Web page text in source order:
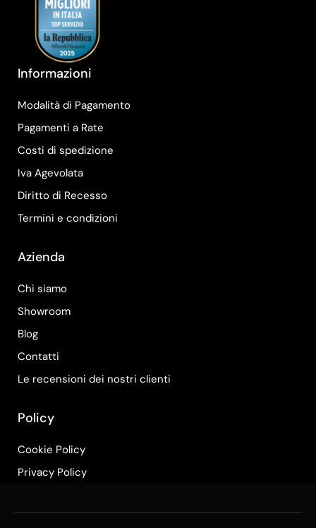
Informazioni
Modalità di Pagamento
Pagamenti a Rate
Costi di spedizione
Iva Agevolata
Diritto di Recesso
Termini e condizioni
Azienda
Chi siamo
Showroom
Blog
Contatti
Le recensioni dei nostri clienti
Policy
Cookie Policy
Privacy Policy